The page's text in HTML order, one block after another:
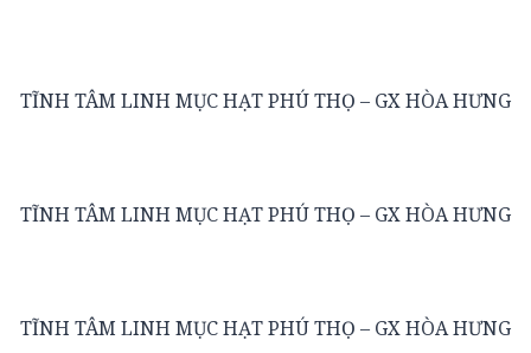
TĨNH TÂM LINH MỤC HẠT PHÚ THỌ – GX HÒA HƯNG
TĨNH TÂM LINH MỤC HẠT PHÚ THỌ – GX HÒA HƯNG
TĨNH TÂM LINH MỤC HẠT PHÚ THỌ – GX HÒA HƯNG